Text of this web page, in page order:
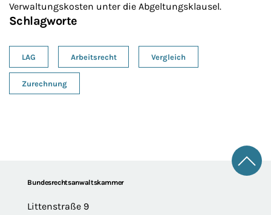
Verwaltungskosten unter die Abgeltungsklausel.
Schlagworte
LAG Arbeitsrecht Vergleich
Zurechnung
FooterBundesrechtsanwaltskammer
Littenstraße 9